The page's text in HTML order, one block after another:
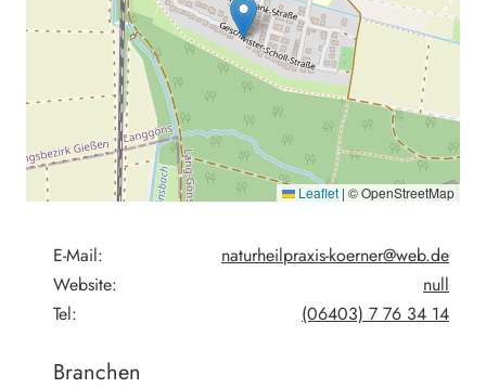
Leaflet | © OpenStreetMap
E-Mail:
naturheilpraxis-koerner@web.de
Website:
null
Tel:
(06403) 7 76 34 14
Branchen